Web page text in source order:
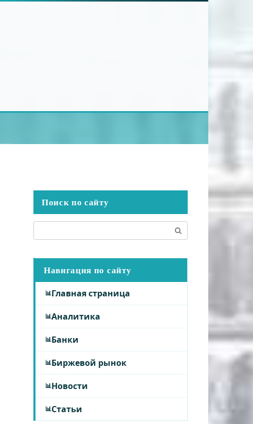
Поиск по сайту
Навигация по сайту
Главная страница
Аналитика
Банки
Биржевой рынок
Новости
Статьи